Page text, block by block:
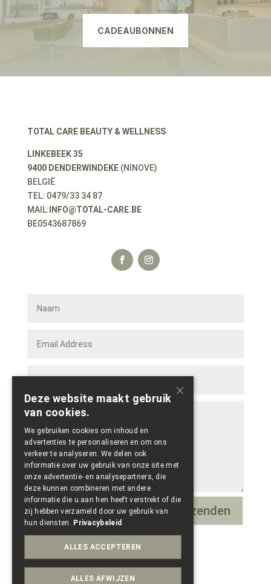
CADEAUBONNEN
TOTAL CARE BEAUTY & WELLNESS
LINKEBEEK 35
9400 DENDERWINDEKE(NINOVE)
BELGIË
TEL: 0479/33 34 87
MAIL: INFO@TOTAL-CARE.BE
BE0543687869
1 + 9= Verzenden
×
Deze website maakt gebruik
van cookies.
We gebruiken cookies om inhoud en
advertenties te personaliseren en om ons
verkeer te analyseren. We delen ook
informatie over uw gebruik van onze site met
onze advertentie- en analysepartners, die
deze kunnen combineren met andere
informatie die u aan hen heeft verstrekt of die
zij hebben verzameld door uw gebruik van
hun diensten. Privacybeleid
ALLES ACCEPTEREN
ALLES AFWIJZEN